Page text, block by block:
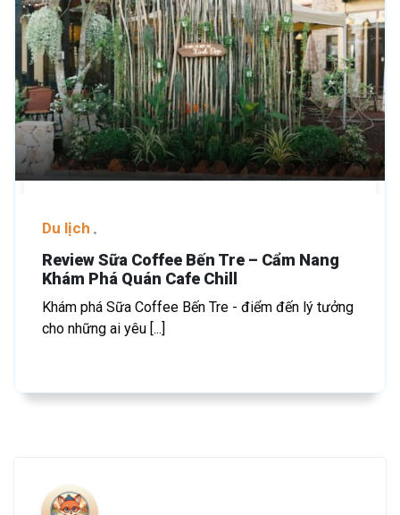
Du lịch
Review Sữa Coffee Bến Tre – Cẩm Nang
Khám Phá Quán Cafe Chill
Khám phá Sữa Coffee Bến Tre - điểm đến lý tưởng
cho những ai yêu [...]